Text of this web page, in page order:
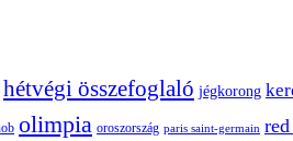
hétvégi összefoglaló jégkorong
olimpia oroszország paris saint-germain